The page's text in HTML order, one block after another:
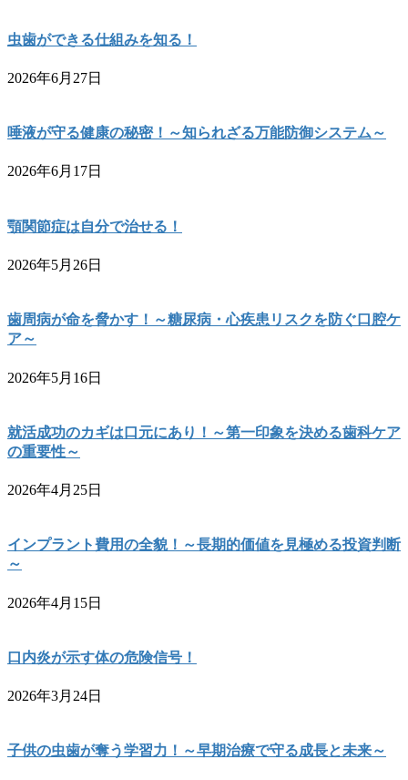
虫歯ができる仕組みを知る！
2026年6月27日
唾液が守る健康の秘密！～知られざる万能防御システム～
2026年6月17日
顎関節症は自分で治せる！
2026年5月26日
歯周病が命を脅かす！～糖尿病・心疾患リスクを防ぐ口腔ケ
ア～
2026年5月16日
就活成功のカギは口元にあり！～第一印象を決める歯科ケア
の重要性～
2026年4月25日
インプラント費用の全貌！～長期的価値を見極める投資判断
～
2026年4月15日
口内炎が示す体の危険信号！
2026年3月24日
子供の虫歯が奪う学習力！～早期治療で守る成長と未来～